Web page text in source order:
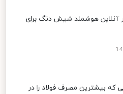
آنلاین هوشمند شیش دنگ برای
که بیشترین مصرف فولاد را در